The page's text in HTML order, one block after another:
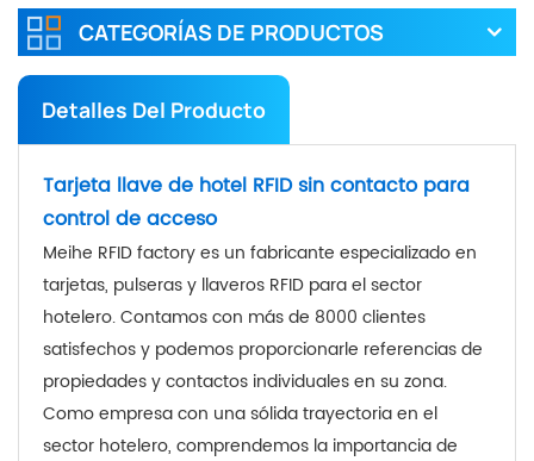
CATEGORÍAS DE PRODUCTOS
Detalles Del Producto
Tarjeta llave de hotel RFID sin contacto para
control de acceso
Meihe RFID factory es un fabricante especializado en
tarjetas, pulseras y llaveros RFID para el sector
hotelero. Contamos con más de 8000 clientes
satisfechos y podemos proporcionarle referencias de
propiedades y contactos individuales en su zona.
Como empresa con una sólida trayectoria en el
sector hotelero, comprendemos la importancia de